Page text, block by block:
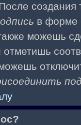
создания
в форме
можешь